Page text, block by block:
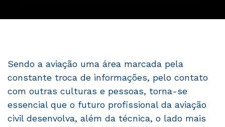
Sendo a aviação uma área marcada pela
constante troca de informações, pelo contato
com outras culturas e pessoas, torna-se
essencial que o futuro profissional da aviação
civil desenvolva, além da técnica, o lado mais